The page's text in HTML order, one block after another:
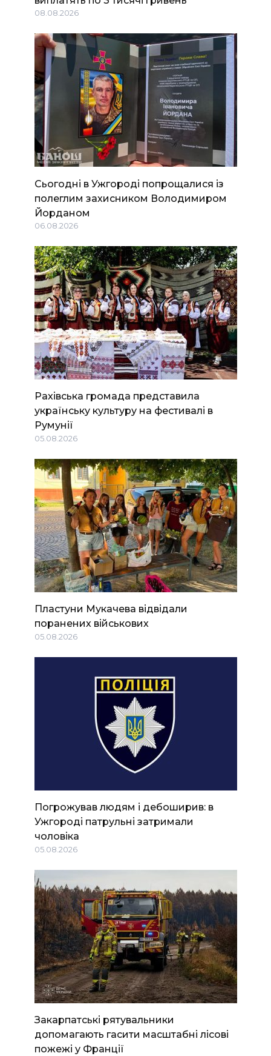
08.08.2026
Сьогодні в Ужгороді попрощалися із
полеглим захисником Володимиром
Йорданом
06.08.2026
Рахівська громада представила
українську культуру на фестивалі в
Румунії
05.08.2026
Пластуни Мукачева відвідали
поранених військових
05.08.2026
Погрожував людям і дебоширив: в
Ужгороді патрульні затримали
чоловіка
05.08.2026
Закарпатські рятувальники
допомагають гасити масштабні лісові
пожежі у Франції